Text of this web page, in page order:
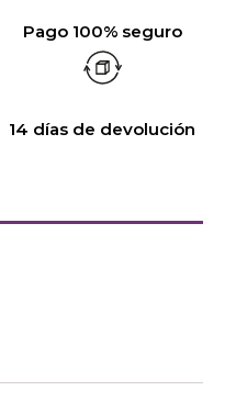
Pago 100% seguro
14 días de devolución